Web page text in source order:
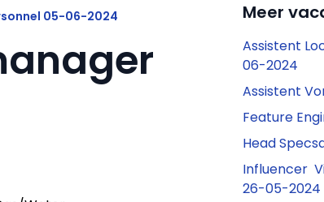
05-06-2024 Meer
Assistent
06-2024
Assistent
Feature
Head
Influencer
26-05-2024